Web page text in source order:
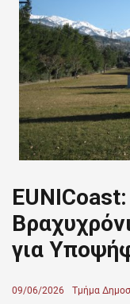
για
Posted
09/06/2026 Author
Τμήμα